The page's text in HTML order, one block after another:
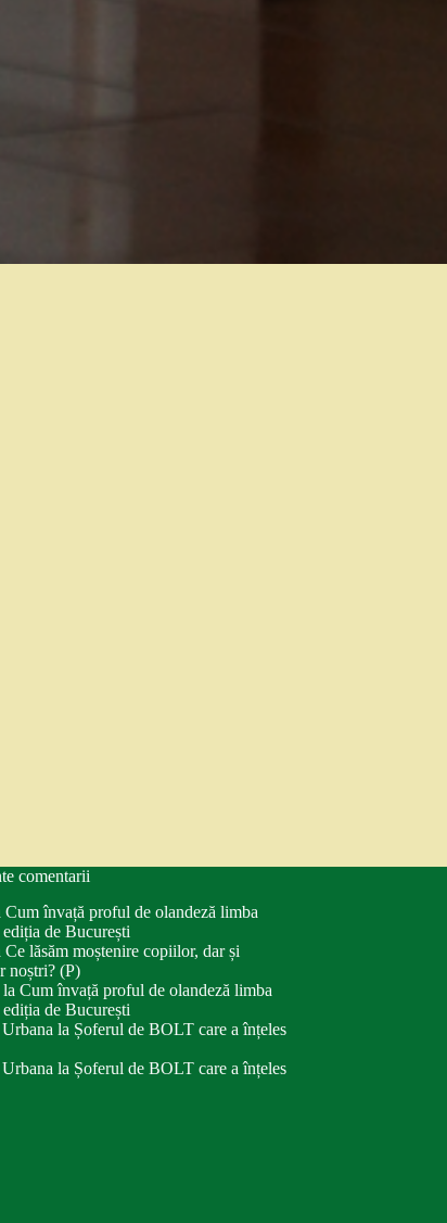
comentarii
Cum învață proful de olandeză limba
de București
Ce lăsăm moștenire copiilor, dar și
noștri? (P)
la Cum învață proful de olandeză limba
de București
la Șoferul de BOLT care a înțeles
la Șoferul de BOLT care a înțeles